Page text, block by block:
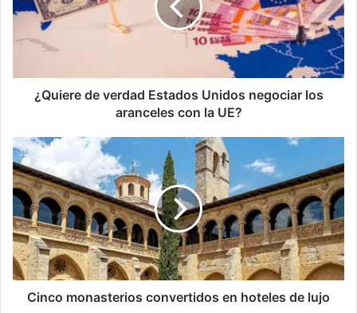
Unidos
negociar
los
con
¿Quiere de verdad Estados Unidos negociar los
aranceles con la UE?
Cinco
monasterios
convertidos
en
hoteles
de
lujo
Cinco monasterios convertidos en hoteles de lujo